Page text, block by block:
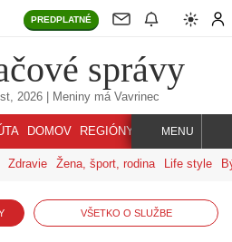
PREDPLATNÉ
správy
2026 | Meniny má Vavrinec
DOMOV REGIÓNY INDEX SVET
MENU
Zdravie Žena, šport, rodina Life style
VŠETKO O SLUŽBE